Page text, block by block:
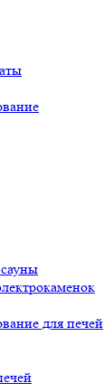
для печей